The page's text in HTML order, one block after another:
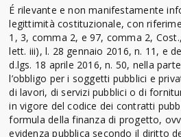
É rilevante e non manifestamente
legittimità costituzionale, con
1, 3, comma 2, e 97, comma 2,
lett. iii), l. 28 gennaio 2016, n. 11, e
d.lgs. 18 aprile 2016, n. 50, nella
l’obbligo per i soggetti pubblici e
di lavori, di servizi pubblici o di
in vigore del codice dei contratti
formula della finanza di progetto,
evidenza pubblica secondo il diritto